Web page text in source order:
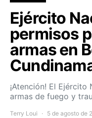
Ejército
permisos
armas en
¡Atención! El
armas de fuego y
Terry Loui 5 de agosto de